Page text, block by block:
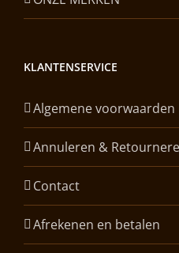
KLANTENSERVICE
Algemene voorwaarden
Annuleren &
Contact
Afrekenen en betalen